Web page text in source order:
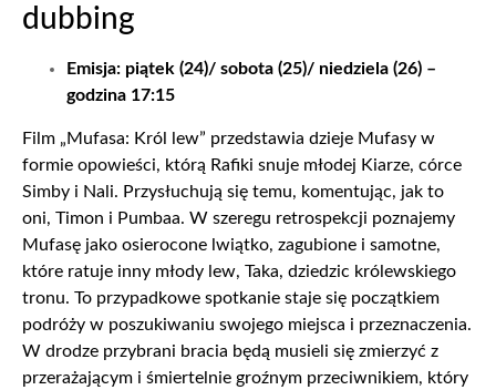
dubbing
Emisja: piątek (24)/ sobota (25)/ niedziela (26) –
godzina 17:15
Film „Mufasa: Król lew” przedstawia dzieje Mufasy w
formie opowieści, którą Rafiki snuje młodej Kiarze, córce
Simby i Nali. Przysłuchują się temu, komentując, jak to
oni, Timon i Pumbaa. W szeregu retrospekcji poznajemy
Mufasę jako osierocone lwiątko, zagubione i samotne,
które ratuje inny młody lew, Taka, dziedzic królewskiego
tronu. To przypadkowe spotkanie staje się początkiem
podróży w poszukiwaniu swojego miejsca i przeznaczenia.
W drodze przybrani bracia będą musieli się zmierzyć z
przerażającym i śmiertelnie groźnym przeciwnikiem, który